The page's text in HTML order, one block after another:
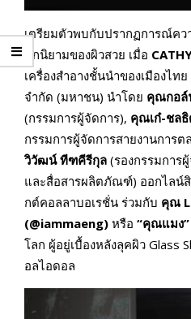
เตรียมตัวพบกับปรากฏการณ์คว
ทุกนิยามของผิวสวย เมื่อ
เครื่องสำอางชั้นนำของเมืองไท
จำกัด (มหาชน) นำโดย คุณกอล์
(กรรมการผู้จัดการ), คุณเก๋-ชลธิ
กรรมการผู้จัดการสายงานการต
วิวัฒน์ ทีฑคีรีกุล (รองกรรมการ
และสื่อสารผลิตภัณฑ์) ออกไลน์
กต์คอลลาบอเรชั่น ร่วมกับ คุณ
(@iammaeng) หรือ “คุณแมง”
โลก ผู้อยู่เบื้องหลังลุคผิว
อลไอดอล